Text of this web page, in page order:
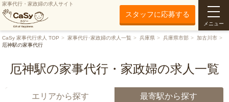
家事代行・家政婦の求人サイト
スタッフに応募する
メニュー
CaSy 家事代行求人 TOP 家事代行･家政婦の求人一覧 兵庫県 兵庫県市部
加古川市
厄神駅の家事代行
厄神駅の家事代行・家政婦の求人一覧
エリアから探す 最寄駅から探す